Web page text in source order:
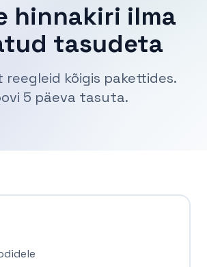
hinnakiri ilma
tasudeta
reegleid kõigis pakettides.
5 päeva tasuta.